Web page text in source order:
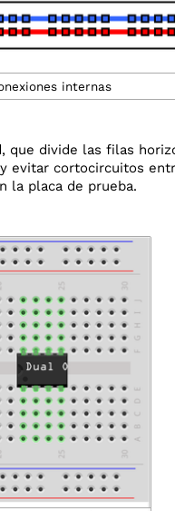
internas
que divide las filas
evitar cortocircuitos
la placa de prueba.